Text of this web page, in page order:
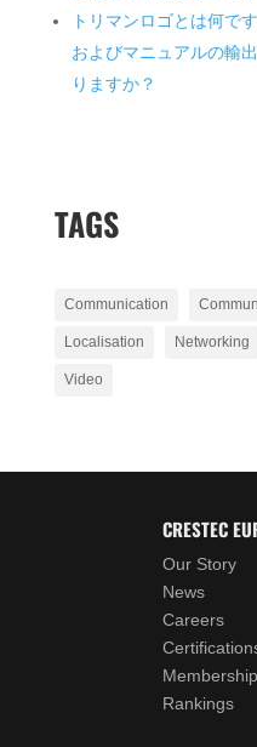
トリマンロゴとは何で
およびマニュアルの輸
りますか？
TAGS
Communication
Localisation Networking
Video
CRESTEC
Our Story
News
Careers
Rankings